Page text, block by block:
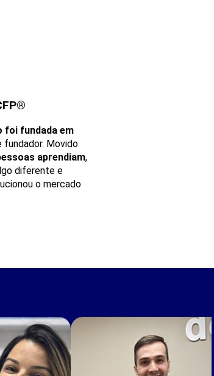
foi fundada em
Movido
aprendiam,
diferente e
o mercado